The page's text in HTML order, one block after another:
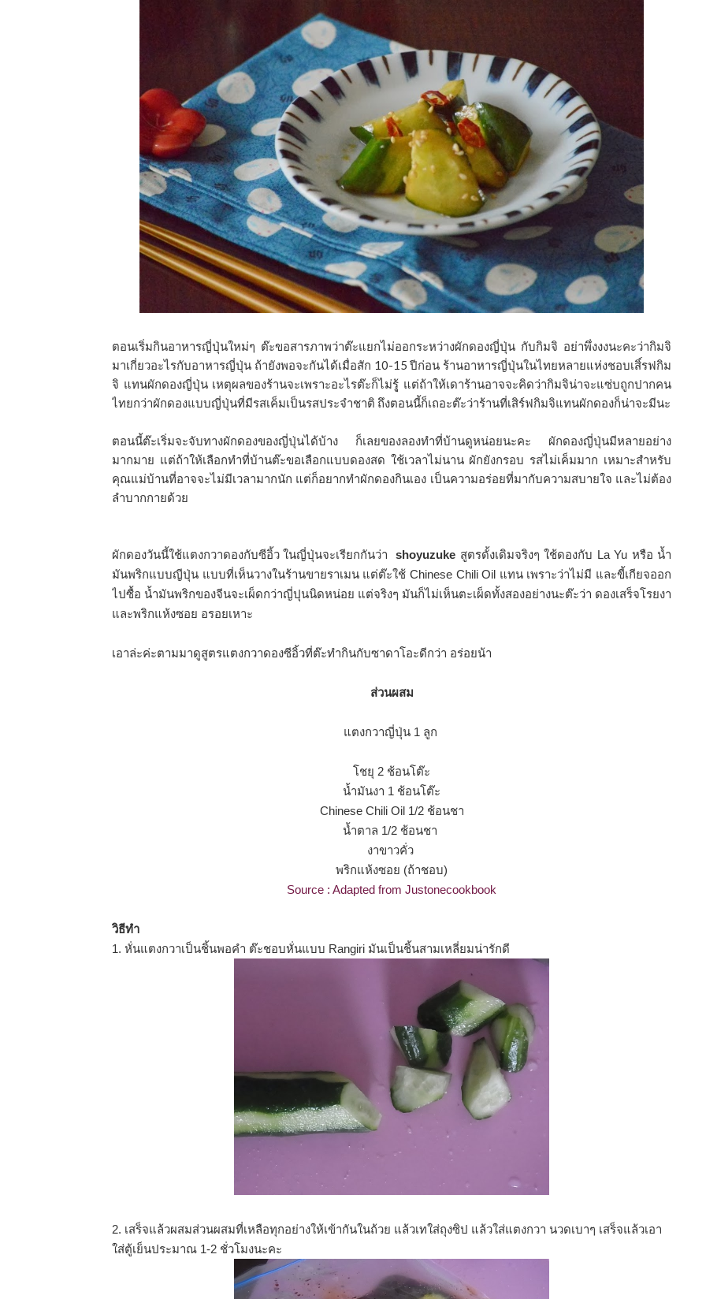
ตอนเริ่มกินอาหารญี่ปุ่นใหม่ๆ ต๊ะขอสารภาพว่าต๊ะแยกไม่ออกระหว่างผักดองญี่ปุ่น กับกิมจิ อย่าพึ่งงงนะคะว่ากิมจิ
มาเกี่ยวอะไรกับอาหารญี่ปุ่น ถ้ายังพอจะกันได้เมื่อสัก 10-15 ปีก่อน ร้านอาหารญี่ปุ่นในไทยหลายแห่งชอบเสิ์รฟกิม
จิ แทนผักดองญี่ปุ่น เหตุผลของร้านจะเพราะอะไรต๊ะก็ไม่รุู้ แต่ถ้าให้เดาร้านอาจจะคิดว่ากิมจิน่าจะแซ่บถูกปากคน
ไทยกว่าผักดองแบบญี่ปุ่นที่มีรสเค็มเป็นรสประจำชาติ ถึงตอนนี้ก็เถอะต๊ะว่าร้านที่เสิร์ฟกิมจิแทนผักดองก็น่าจะมีนะ
ตอนนี้ต๊ะเริ่มจะจับทางผักดองของญี่ปุ่นได้บ้าง ก็เลยของลองทำที่บ้านดูหน่อยนะคะ ผักดองญี่ปุ่นมีหลายอย่าง
มากมาย แต่ถ้าให้เลือกทำที่บ้านต๊ะขอเลือกแบบดองสด ใช้เวลาไม่นาน ผักยังกรอบ รสไม่เค็มมาก เหมาะสำหรับ
คุณแม่บ้านที่อาจจะไม่มีเวลามากนัก แต่ก็อยากทำผักดองกินเอง เป็นความอร่อยที่มากับความสบายใจ และไม่ต้อง
ลำบากกายด้วย
ผักดองวันนี้ใช้แตงกวาดองกับซีอิ้ว ในญี่ปุ่นจะเรียกกันว่า shoyuzuke สูตรดั้งเดิมจริงๆ ใช้ดองกับ La Yu หรือ นํ้า
มันพริกแบบญีปุ่น แบบที่เห็นวางในร้านขายราเมน แต่ต๊ะใช้ Chinese Chili Oil แทน เพราะว่าไม่มี และขี้เกียจออก
ไปซื้อ นํ้ามันพริกของจีนจะเผ็ดกว่าญี่ปุนนิดหน่อย แต่จริงๆ มันก็ไม่เห็นตะเผ็ดทั้งสองอย่างนะต๊ะว่า ดองเสร็จโรยงา
และพริกแห้งซอย อรอยเหาะ
เอาล่ะค่ะตามมาดูสูตรแตงกวาดองซีอิ้วที่ต๊ะทำกินกับซาดาโอะดีกว่า อร่อยน้า
ส่วนผสม
แตงกวาญี่ปุ่น 1 ลูก
โชยุ 2 ช้อนโต๊ะ
นํ้ามันงา 1 ช้อนโต๊ะ
Chinese Chili Oil 1/2 ช้อนชา
นํ้าตาล 1/2 ช้อนชา
งาขาวคั่ว
พริกแห้งซอย (ถ้าชอบ)
Source : Adapted from Justonecookbook
วิธีทำ
1. หั่นแตงกวาเป็นชิ้นพอคำ ต๊ะชอบหั่นแบบ Rangiri มันเป็นชิ้นสามเหลี่ยมน่ารักดี
2. เสร็จแล้วผสมส่วนผสมที่เหลือทุกอย่างให้เข้ากันในถ้วย แล้วเทใส่ถุงซิป แล้วใส่แตงกวา นวดเบาๆ เสร็จแล้วเอา
ใส่ตู้เย็นประมาณ 1-2 ชั่วโมงนะคะ